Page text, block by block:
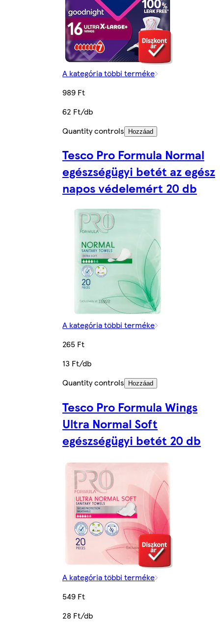
A kategória többi terméke
989 Ft
62 Ft/db
Quantity controls
Hozzáad
Tesco Pro Formula Normal
egészségügyi betét az egész
napos védelemért 20 db
A kategória többi terméke
265 Ft
13 Ft/db
Quantity controls
Hozzáad
Tesco Pro Formula Wings
Ultra Normal Soft
egészségügyi betét 20 db
A kategória többi terméke
549 Ft
28 Ft/db